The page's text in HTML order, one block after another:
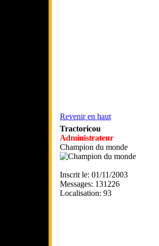
Revenir en haut
Tractoricou
Administrateur
Champion du monde
Inscrit le: 01/11/2003
Messages: 131226
Localisation: 93